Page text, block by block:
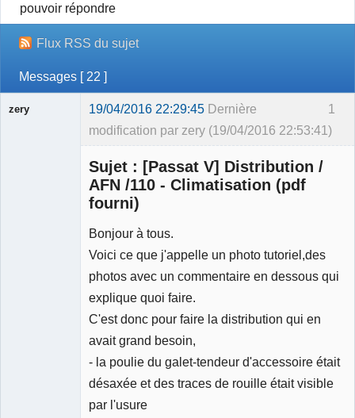
pouvoir répondre
Flux RSS du sujet
Messages [ 22 ]
1
zery 19/04/2016 22:29:45 Dernière
modification par zery (19/04/2016 22:53:41)
Sujet : [Passat V] Distribution /
AFN /110 - Climatisation (pdf
fourni)
Bonjour à tous.
Voici ce que j'appelle un photo tutoriel,des
photos avec un commentaire en dessous qui
explique quoi faire.
C'est donc pour faire la distribution qui en
avait grand besoin,
- la poulie du galet-tendeur d'accessoire était
désaxée et des traces de rouille était visible
par l'usure